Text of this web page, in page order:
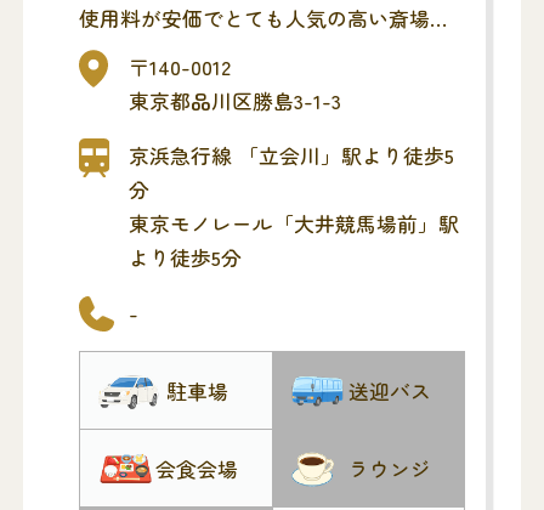
使用料が安価でとても人気の高い斎場で
す。
公共交通機関から徒歩5分の立地にあり、
便利な斎場です。
〒140-0012
東京都品川区勝島3-1-3
京浜急行線 「立会川」駅より徒歩5
分
東京モノレール「大井競馬場前」駅
より徒歩5分
-
駐車場 送迎バス
会食会場 ラウンジ